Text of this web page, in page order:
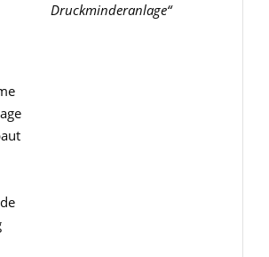
Druckminderanlage“